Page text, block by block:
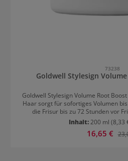
73238
Goldwell Stylesign
Goldwell Stylesign Volume Root
Haar sorgt für sofortiges Volumen
die Frisur bis zu 72 Stunden vor
Haltegrad 4 bietet es starken Halt und
gezieltes Volumen. Die Frisur ist
Inhalt:200 ml (8,33
Verkaufspreis:
16,65 €